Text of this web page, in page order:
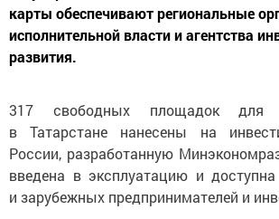
карты обеспечивают региональные
исполнительной власти и агентства
развития.
317 свободных площадок для
в Татарстане нанесены на
России, разработанную
введена в эксплуатацию и
и зарубежных предпринимателей и